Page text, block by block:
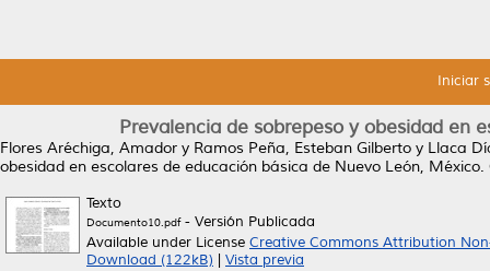
Iniciar
Prevalencia de sobrepeso y obesidad en
Flores Aréchiga, Amador y Ramos Peña, Esteban Gilberto y Llaca
obesidad en escolares de educación básica de Nuevo León, México.
Texto
Documento10.pdf- Versión Publicada
Available under License Creative Commons Attribution
Download (122kB)
Vista previa